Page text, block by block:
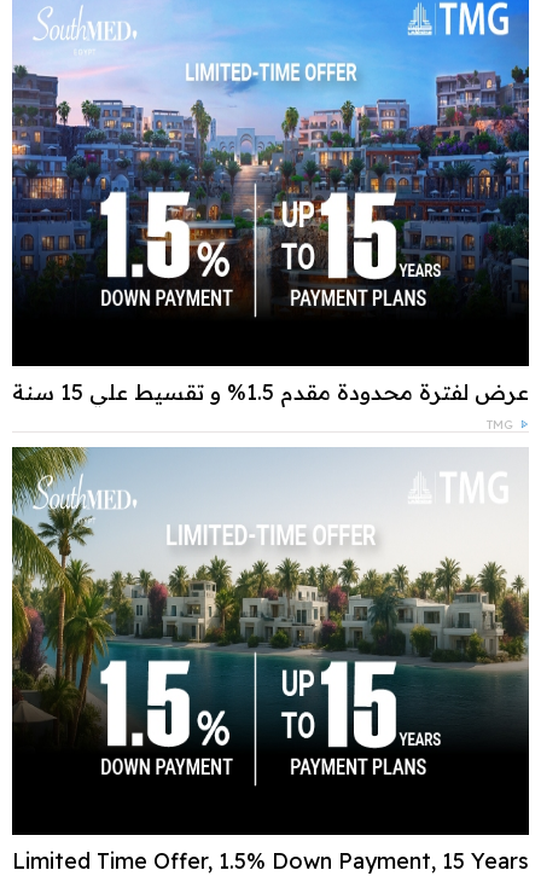
عرض لفترة محدودة مقدم 1.5% و تقسيط علي 15 سنة
TMG
Limited Time Offer, 1.5% Down Payment, 15 Years